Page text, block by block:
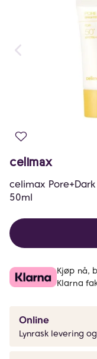
celimax
celimax
50ml
Kjøp nå,
Klarna
Online
Lynrask levering